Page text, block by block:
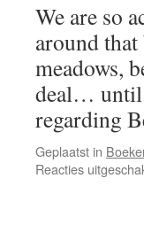
We are so
around
meadows,
deal… until
regarding
Geplaatst in
Reacties